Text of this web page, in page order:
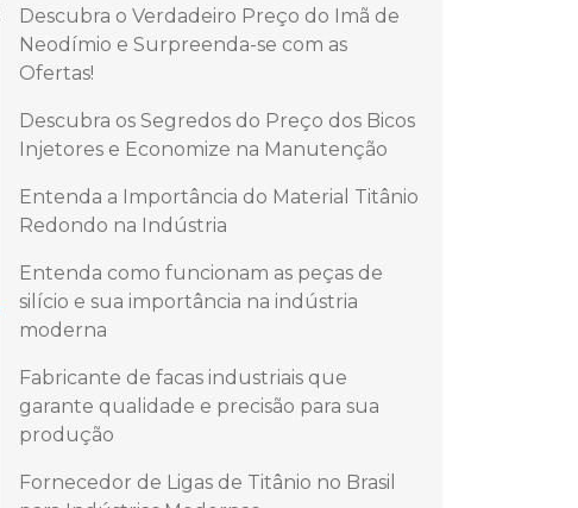
Descubra o Verdadeiro Preço do Imã de
Neodímio e Surpreenda-se com as
Ofertas!
Descubra os Segredos do Preço dos Bicos
Injetores e Economize na Manutenção
Entenda a Importância do Material Titânio
Redondo na Indústria
Entenda como funcionam as peças de
silício e sua importância na indústria
moderna
Fabricante de facas industriais que
garante qualidade e precisão para sua
produção
Fornecedor de Ligas de Titânio no Brasil